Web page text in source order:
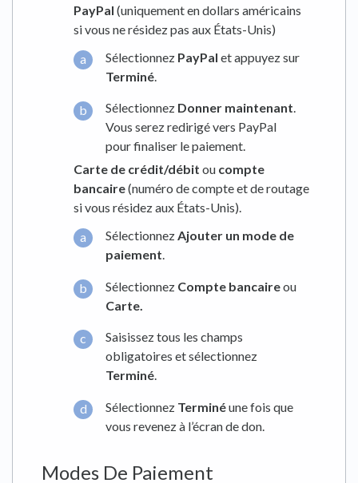
PayPal (uniquement en dollars américains
si vous ne résidez pas aux États-Unis)
Sélectionnez PayPal et appuyez sur
Terminé.
Sélectionnez Donner maintenant.
Vous serez redirigé vers PayPal
pour finaliser le paiement.
Carte de crédit/débit ou compte
bancaire(numéro de compte et de routage
si vous résidez aux États-Unis).
SélectionnezAjouter un mode de
paiement.
Sélectionnez Compte bancaireou
Carte.
Saisissez tous les champs
obligatoires et sélectionnez
Terminé.
Sélectionnez Terminéune fois que
vous revenez à l’écran de don.
Modes De Paiement